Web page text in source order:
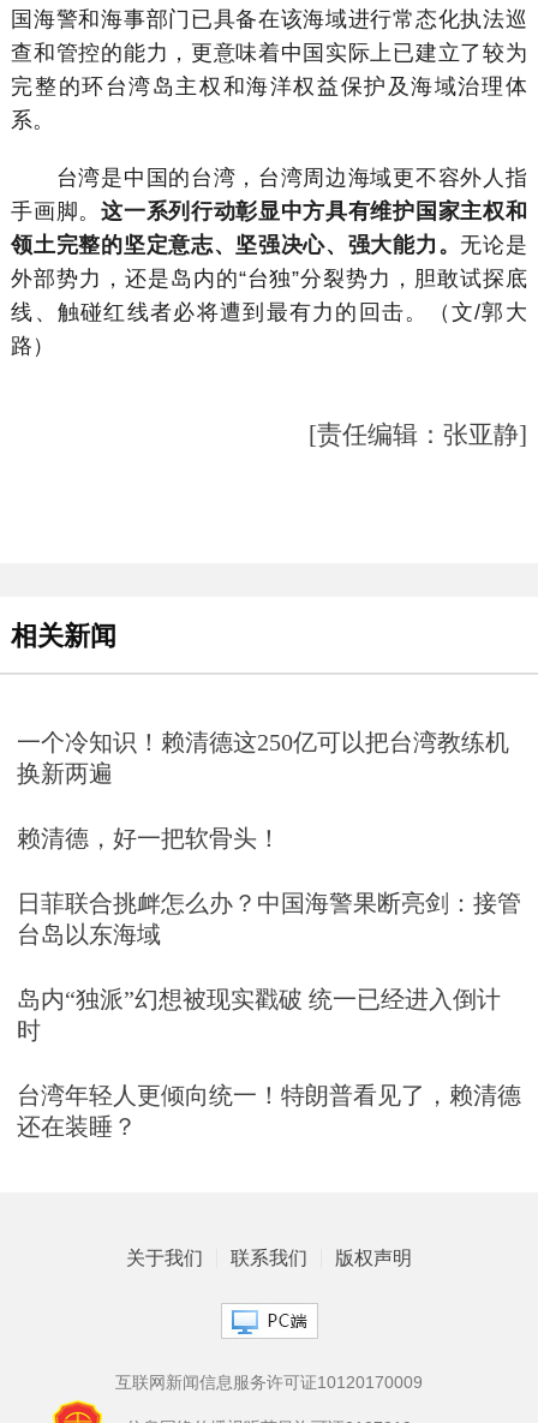
国海警和海事部门已具备在该海域进行常态化执法巡
查和管控的能力，更意味着中国实际上已建立了较为
完整的环台湾岛主权和海洋权益保护及海域治理体
系。
台湾是中国的台湾，台湾周边海域更不容外人指
手画脚。这一系列行动彰显中方具有维护国家主权和
领土完整的坚定意志、坚强决心、强大能力。 无论是
外部势力，还是岛内的“台独”分裂势力，胆敢试探底
线、触碰红线者必将遭到最有力的回击。（文/郭大
路）
[责任编辑：张亚静]
相关新闻
一个冷知识！赖清德这250亿可以把台湾教练机
换新两遍
赖清德，好一把软骨头！
日菲联合挑衅怎么办？中国海警果断亮剑：接管
台岛以东海域
岛内“独派”幻想被现实戳破 统一已经进入倒计
时
台湾年轻人更倾向统一！特朗普看见了，赖清德
还在装睡？
关于我们 联系我们 版权声明
互联网新闻信息服务许可证10120170009